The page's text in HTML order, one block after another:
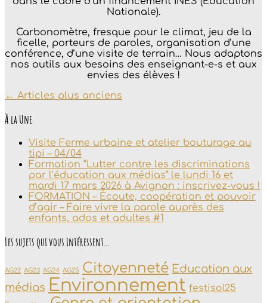
Nationale).
Carbonomètre, fresque pour le climat, jeu de la
ficelle, porteurs de paroles, organisation d’une
conférence, d’une visite de terrain… Nous adaptons
nos outils aux besoins des enseignant-e-s et aux
envies des élèves !
Navigation
au
sein
← Articles plus anciens
À la Une
Visite Ferme urbaine et atelier bouturage au
tipi – 04/04
Formation “Lutter contre les discriminations
par l’éducation aux médias” le lundi 16 et
mardi 17 mars 2026 à Avignon : inscrivez-vous !
FORMATION – Écoute, coopération et pouvoir
d’agir – Faire vivre la parole auprès des
enfants, ados et adultes #1
Les sujets qui vous intéressent…
AG22 AG23 AG24 AG25 Citoyenneté Education aux
médias Environnement festisol25